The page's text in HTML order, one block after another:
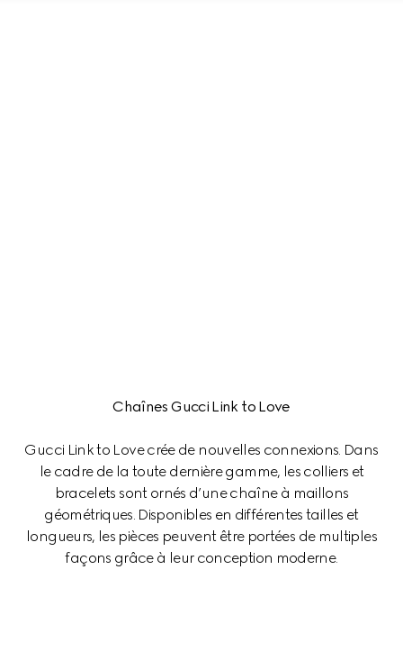
Chaînes Gucci Link to Love
Gucci Link to Love crée de nouvelles connexions. Dans
le cadre de la toute dernière gamme, les colliers et
bracelets sont ornés d’une chaîne à maillons
géométriques. Disponibles en différentes tailles et
longueurs, les pièces peuvent être portées de multiples
façons grâce à leur conception moderne.